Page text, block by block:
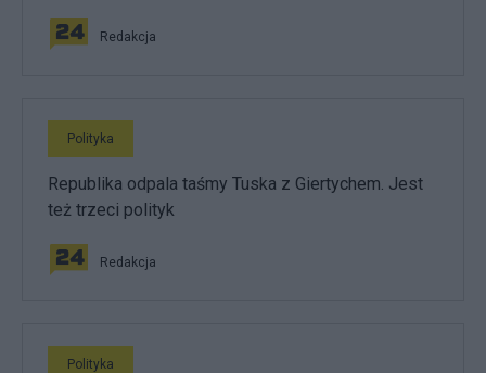
Redakcja
Polityka
Republika odpala taśmy Tuska z Giertychem. Jest
też trzeci polityk
Redakcja
Polityka